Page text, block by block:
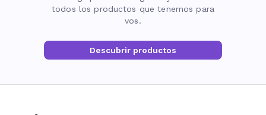
todos los productos que tenemos para
vos.
Descubrir productos